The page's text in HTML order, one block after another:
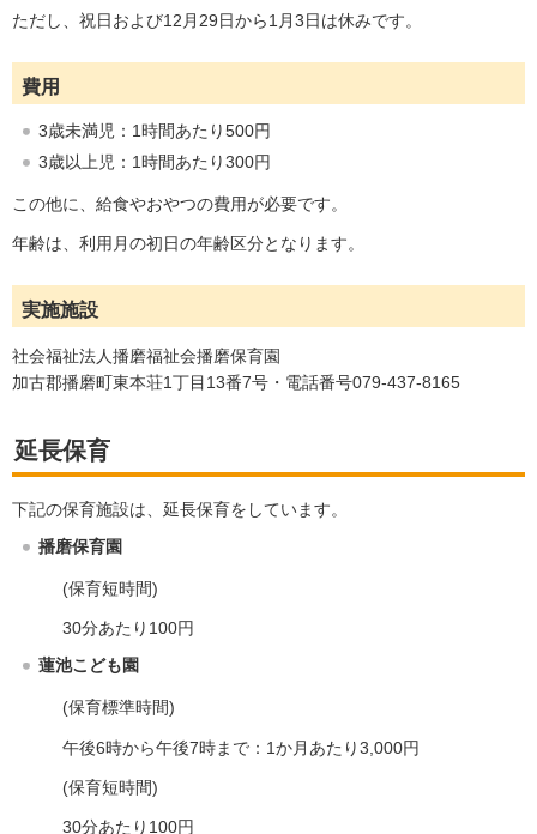
ただし、祝日および12月29日から1月3日は休みです。
費用
3歳未満児：1時間あたり500円
3歳以上児：1時間あたり300円
この他に、給食やおやつの費用が必要です。
年齢は、利用月の初日の年齢区分となります。
実施施設
社会福祉法人播磨福祉会播磨保育園
加古郡播磨町東本荘1丁目13番7号・電話番号079-437-8165
延長保育
下記の保育施設は、延長保育をしています。
播磨保育園
(保育短時間)
30分あたり100円
蓮池こども園
(保育標準時間)
午後6時から午後7時まで：1か月あたり3,000円
(保育短時間)
30分あたり100円